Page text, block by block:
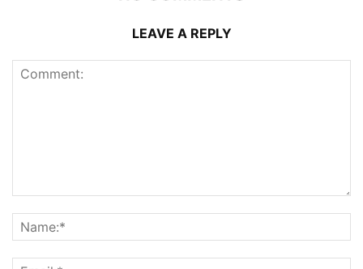
LEAVE A REPLY